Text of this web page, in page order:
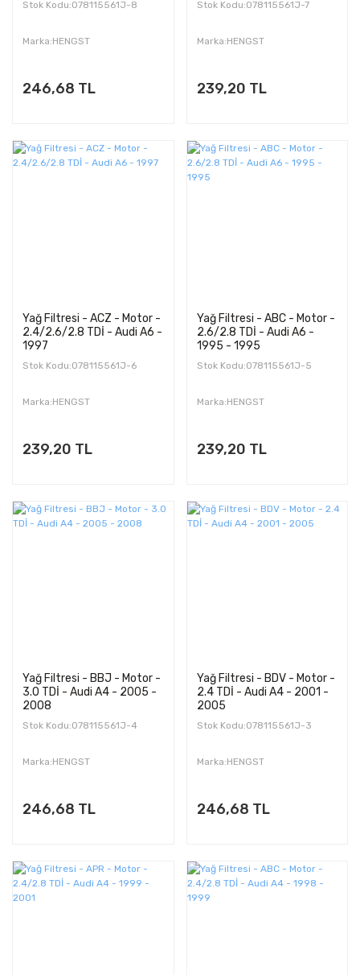
Stok Kodu:078115561J-8
Marka:HENGST
246,68 TL
Stok Kodu:078115561J-7
Marka:HENGST
239,20 TL
Yağ Filtresi - ACZ - Motor -
2.4/2.6/2.8 TDİ - Audi A6 -
1997
Stok Kodu:078115561J-6
Marka:HENGST
239,20 TL
Yağ Filtresi - ABC - Motor -
2.6/2.8 TDİ - Audi A6 -
1995 - 1995
Stok Kodu:078115561J-5
Marka:HENGST
239,20 TL
Yağ Filtresi - BBJ - Motor -
3.0 TDİ - Audi A4 - 2005 -
2008
Stok Kodu:078115561J-4
Marka:HENGST
246,68 TL
Yağ Filtresi - BDV - Motor -
2.4 TDİ - Audi A4 - 2001 -
2005
Stok Kodu:078115561J-3
Marka:HENGST
246,68 TL